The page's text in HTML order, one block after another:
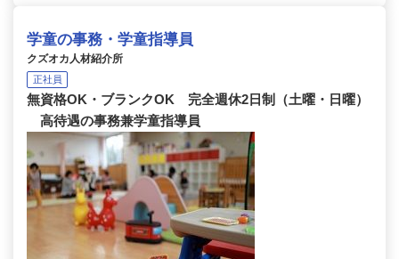
学童の事務・学童指導員
クズオカ人材紹介所
正社員
無資格OK・ブランクOK 完全週休2日制（土曜・日曜）
高待遇の事務兼学童指導員